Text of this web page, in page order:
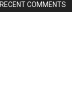
RECENT COMMENTS